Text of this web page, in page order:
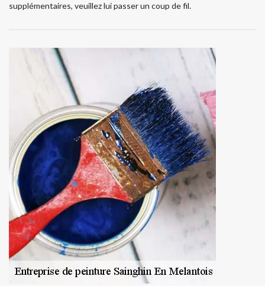
supplémentaires, veuillez lui passer un coup de fil.